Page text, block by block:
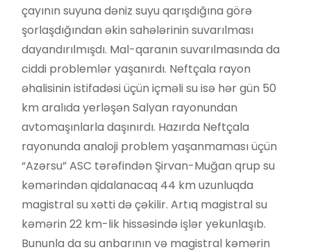
çayının suyuna dəniz suyu qarışdığına görə
şorlaşdığından əkin sahələrinin suvarılması
dayandırılmışdı. Mal-qaranın suvarılmasında da
ciddi problemlər yaşanırdı. Neftçala rayon
əhalisinin istifadəsi üçün içməli su isə hər gün 50
km aralıda yerləşən Salyan rayonundan
avtomaşınlarla daşınırdı. Hazırda Neftçala
rayonunda analoji problem yaşanmaması üçün
“Azərsu” ASC tərəfindən Şirvan-Muğan qrup su
kəmərindən qidalanacaq 44 km uzunluqda
magistral su xətti də çəkilir. Artıq magistral su
kəmərin 22 km-lik hissəsində işlər yekunlaşıb.
Bununla da su anbarının və magistral kəmərin